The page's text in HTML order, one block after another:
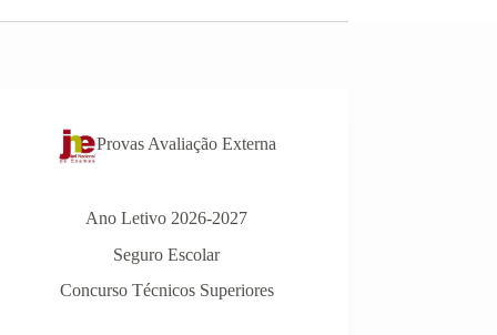
Provas Avaliação Externa
Ano Letivo 2026-2027
Seguro Escolar
Concurso Técnicos Superiores
Informações-Prova Provas de